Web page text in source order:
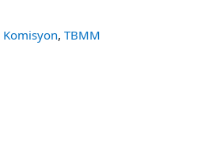
Komisyon, TBMM